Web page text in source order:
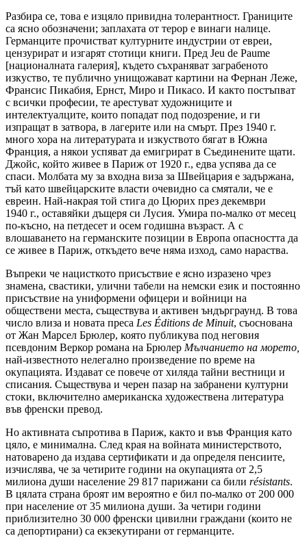
Разбира се, това е изцяло привидна толерантност. Границите
са ясно обозначени; заплахата от терор е винаги налице.
Германците прочистват културните индустрии от евреи,
цензурират и изгарят стотици книги. Пред Jeu de Paume
[националната галерия], където съхраняват заграбеното
изкуство, те публично унищожават картини на Фернан Леже,
Франсис Пикабия, Ернст, Миро и Пикасо. И както постъпват
с всички професии, те арестуват художниците и
интелектуалците, които попадат под подозрение, и ги
изпращат в затвора, в лагерите или на смърт. През 1940 г.
много хора на литературата и изкуството бягат в Южна
Франция, а някои успяват да емигрират в Съединените щати.
Джойс, който живее в Париж от 1920 г., едва успява да се
спаси. Молбата му за входна виза за Швейцария е задържана,
тъй като швейцарските власти очевидно са смятали, че е
евреин. Най-накрая той стига до Цюрих през декември
1940 г., оставяйки дъщеря си Лусия. Умира по-малко от месец
по-късно, на петдесет и осем годишна възраст. А с
влошаването на германските позиции в Европа опасността да
се живее в Париж, откъдето вече няма изход, само нараства.
Въпреки че нацисткото присъствие е ясно изразено чрез
знамена, свастики, улични табели на немски език и постоянно
присъствие на униформени офицери и войници на
обществени места, съществува и активен ъндърграунд. В това
число влиза и новата преса Les Éditions de Minuit, съоснована
от Жан Марсел Брюлер, която публикува под неговия
псевдоним Веркор романа на Брюлер Мълчанието на морето,
най-известното нелегално произведение по време на
окупацията. Издават се повече от хиляда тайни вестници и
списания. Съществува и черен пазар на забранени културни
стоки, включително американска художествена литература
във френски превод.
Но активната съпротива в Париж, както и във Франция като
цяло, е минимална. След края на войната министерството,
натоварено да издава сертификати и да определя пенсиите,
изчислява, че за четирите години на окупацията от 2,5
милиона души население 29 817 парижани са били résistants.
В цялата страна броят им вероятно е бил по-малко от 200 000
при население от 35 милиона души. За четири години
приблизително 30 000 френски цивилни граждани (които не
са депортирани) са екзекутирани от германците.